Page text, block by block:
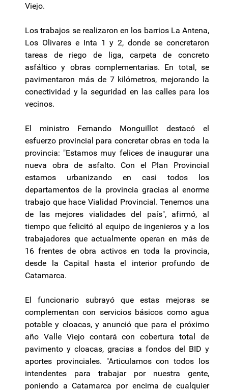
Viejo.
Los trabajos se realizaron en los barrios La Antena,
Los Olivares e Inta 1 y 2, donde se concretaron
tareas de riego de liga, carpeta de concreto
asfáltico y obras complementarias. En total, se
pavimentaron más de 7 kilómetros, mejorando la
conectividad y la seguridad en las calles para los
vecinos.
El ministro Fernando Monguillot destacó el
esfuerzo provincial para concretar obras en toda la
provincia: "Estamos muy felices de inaugurar una
nueva obra de asfalto. Con el Plan Provincial
estamos urbanizando en casi todos los
departamentos de la provincia gracias al enorme
trabajo que hace Vialidad Provincial. Tenemos una
de las mejores vialidades del país", afirmó, al
tiempo que felicitó al equipo de ingenieros y a los
trabajadores que actualmente operan en más de
16 frentes de obra activos en toda la provincia,
desde la Capital hasta el interior profundo de
Catamarca.
El funcionario subrayó que estas mejoras se
complementan con servicios básicos como agua
potable y cloacas, y anunció que para el próximo
año Valle Viejo contará con cobertura total de
pavimento y cloacas, gracias a fondos del BID y
aportes provinciales. "Articulamos con todos los
intendentes para trabajar por nuestra gente,
poniendo a Catamarca por encima de cualquier